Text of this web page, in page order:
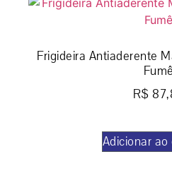
Frigideira Antiaderente
Fumê
R$
Adicionar ao